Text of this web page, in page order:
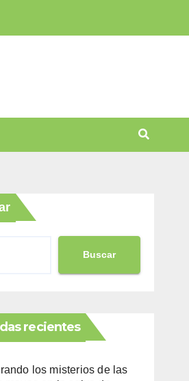
Buscar
recientes
los misterios de las